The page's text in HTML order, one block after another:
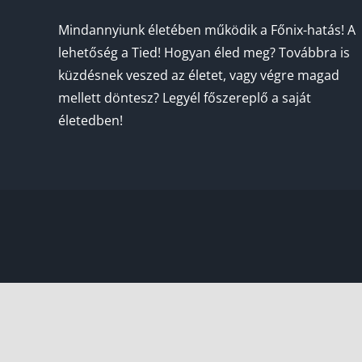
Mindannyiunk életében működik a Főnix-hatás! A
lehetőség a Tied! Hogyan éled meg? Továbbra is
küzdésnek veszed az életet, vagy végre magad
mellett döntesz? Legyél főszereplő a saját
életedben!